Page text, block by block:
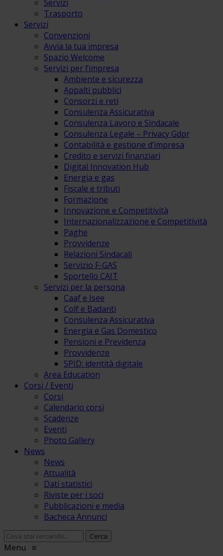
Servizi
Trasporto
Servizi
Convenzioni
Avvia la tua impresa
Spazio Welcome
Servizi per l’impresa
Ambiente e sicurezza
Appalti pubblici
Consorzi e reti
Consulenza Assicurativa
Consulenza Lavoro e Sindacale
Consulenza Legale – Privacy Gdpr
Contabilità e gestione d’impresa
Credito e servizi finanziari
Digital Innovation Hub
Energia e gas
Fiscale e tributi
Formazione
Innovazione e Competitività
Internazionalizzazione e Competitività
Paghe
Provvidenze
Relazioni Sindacali
Servizio F-GAS
Sportello CAIT
Servizi per la persona
Caaf e Isee
Colf e Badanti
Consulenza Assicurativa
Energia e Gas Domestico
Pensioni e Previdenza
Provvidenze
SPID: identità digitale
Area Education
Corsi / Eventi
Corsi
Calendario corsi
Scadenze
Eventi
Photo Gallery
News
News
Attualità
Dati statistici
Riviste per i soci
Pubblicazioni e media
Bacheca Annunci
Menu ≡